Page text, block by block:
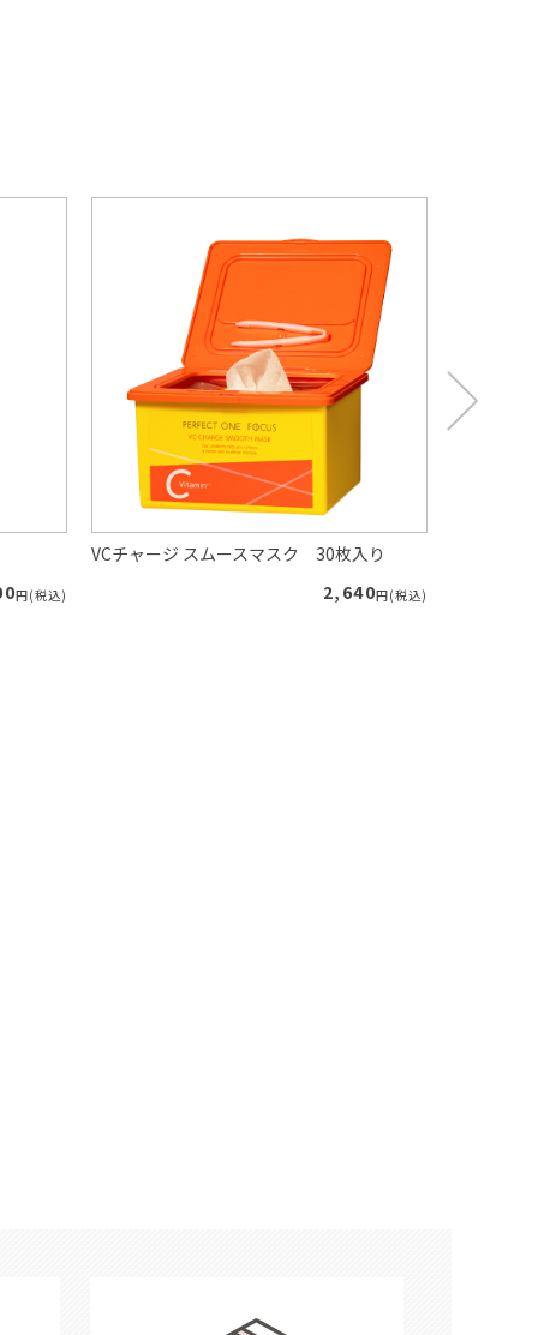
円(税込)
VCチャージ スムースマスク 30枚入り
2,640円(税込)